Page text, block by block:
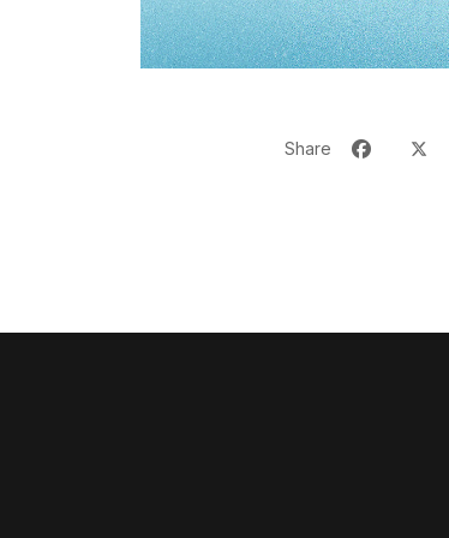
Share